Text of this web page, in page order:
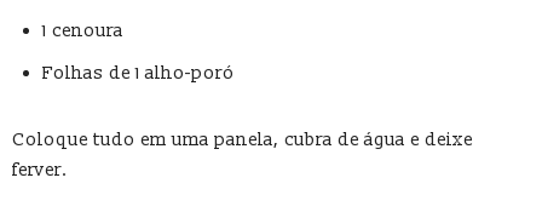
1 cenoura
Folhas de 1 alho-poró
Coloque tudo em uma panela, cubra de água e deixe
ferver.